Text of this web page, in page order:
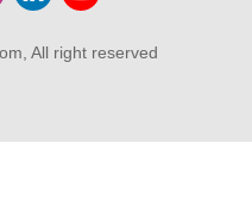
All right reserved